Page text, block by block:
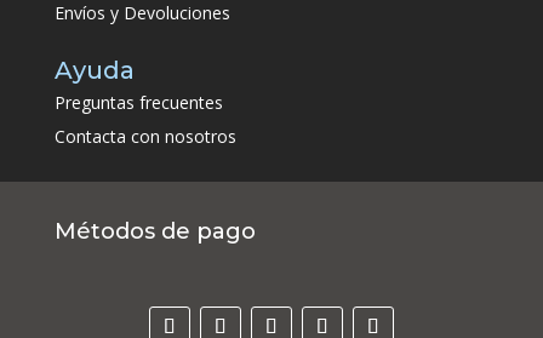
Envíos y Devoluciones
Ayuda
Preguntas frecuentes
Contacta con nosotros
Métodos de pago